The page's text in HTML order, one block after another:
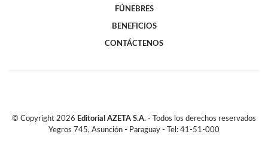
FÚNEBRES
BENEFICIOS
CONTÁCTENOS
© Copyright 2026 Editorial AZETA S.A. - Todos los derechos reservados
Yegros 745, Asunción - Paraguay - Tel: 41-51-000